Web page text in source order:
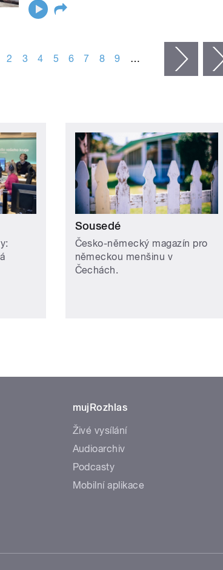
2 3 4 5 6 7 8 9 …
Sousedé
Česko-německý magazín pro
německou menšinu v
Čechách.
mujRozhlas
Živé vysílání
Audioarchiv
Podcasty
Mobilní aplikace